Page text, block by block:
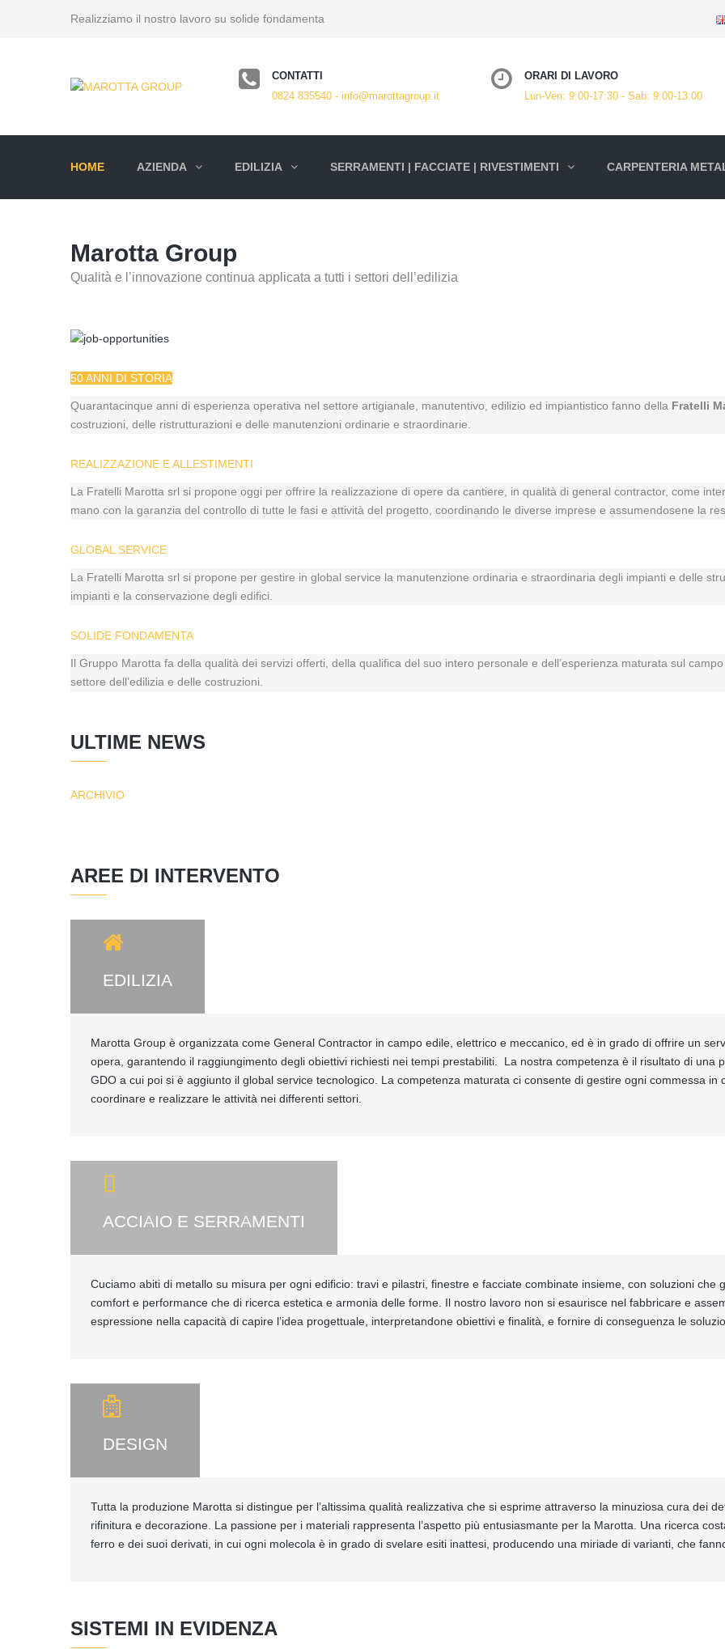
Realizziamo il nostro lavoro su solide fondamenta
CONTATTI
0824 835540 - info@marottagroup.it
ORARI DI LAVORO
Lun-Ven: 9:00-17:30 - Sab: 9:00-13:00
HOME AZIENDA EDILIZIA SERRAMENTI | FACCIATE | RIVESTIMENTI CARPENTERIA
Marotta Group
Qualità e l’innovazione continua applicata a tutti i settori dell’edilizia
50 ANNI DI STORIA
Quarantacinque anni di esperienza operativa nel settore artigianale, manutentivo, edilizio ed impiantistico fanno della Fratelli
costruzioni, delle ristrutturazioni e delle manutenzioni ordinarie e straordinarie.
REALIZZAZIONE E ALLESTIMENTI
La Fratelli Marotta srl si propone oggi per offrire la realizzazione di opere da cantiere, in qualità di general contractor, come
mano con la garanzia del controllo di tutte le fasi e attività del progetto, coordinando le diverse imprese e assumendosene la
GLOBAL SERVICE
La Fratelli Marotta srl si propone per gestire in global service la manutenzione ordinaria e straordinaria degli impianti e delle
impianti e la conservazione degli edifici.
SOLIDE FONDAMENTA
Il Gruppo Marotta fa della qualità dei servizi offerti, della qualifica del suo intero personale e dell’esperienza maturata sul
settore dell’edilizia e delle costruzioni.
ULTIME NEWS
ARCHIVIO
AREE DI INTERVENTO
EDILIZIA
Marotta Group è organizzata come General Contractor in campo edile, elettrico e meccanico, ed è in grado di offrire un
opera, garantendo il raggiungimento degli obiettivi richiesti nei tempi prestabiliti. La nostra competenza è il risultato di una
GDO a cui poi si è aggiunto il global service tecnologico. La competenza maturata ci consente di gestire ogni commessa in
coordinare e realizzare le attività nei differenti settori.
ACCIAIO E SERRAMENTI
Cuciamo abiti di metallo su misura per ogni edificio: travi e pilastri, finestre e facciate combinate insieme, con soluzioni che
comfort e performance che di ricerca estetica e armonia delle forme. Il nostro lavoro non si esaurisce nel fabbricare e
espressione nella capacità di capire l’idea progettuale, interpretandone obiettivi e finalità, e fornire di conseguenza le
DESIGN
Tutta la produzione Marotta si distingue per l’altissima qualità realizzativa che si esprime attraverso la minuziosa cura dei
rifinitura e decorazione. La passione per i materiali rappresenta l’aspetto più entusiasmante per la Marotta. Una ricerca
ferro e dei suoi derivati, in cui ogni molecola è in grado di svelare esiti inattesi, producendo una miriade di varianti, che
SISTEMI IN EVIDENZA